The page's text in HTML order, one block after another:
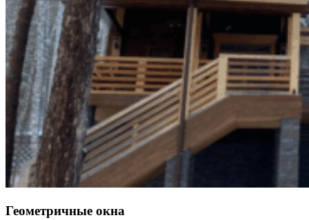
Геометричные окна